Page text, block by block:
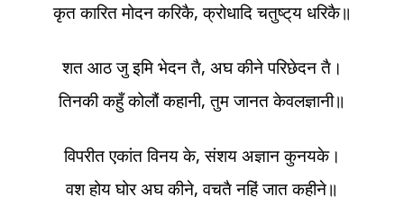
कृत कारित मोदन करिकै, क्रोधादि चतुष्ट्‌य धरिकै॥
शत आठ जु इमि भेदन तै, अघ कीने परिछेदन तै।
तिनकी कहुँ कोलौं कहानी, तुम जानत केवलज्ञानी॥
विपरीत एकांत विनय के, संशय अज्ञान कुनयके।
वश होय घोर अघ कीने, वचतै नहिं जात कहीने॥